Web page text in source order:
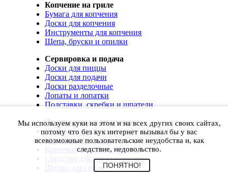
Копчение на гриле
Бумага для копчения
Доски для копчения
Инструменты для копчения
Щепа, бруски и опилки
Сервировка и подача
Доски для пиццы
Доски для подачи
Доски разделочные
Лопаты и лопатки
Подставки, скребки и шпатели
Чистка, уход и хранение
Чехлы и сумки
Коврики для гриля
Корючки для инструментов
Средства для ухода и чистки
Щетки для гриля
Мы используем куки на этом и на всех других своих сайтах,
потому что без кук интернет вызывал бы у вас
всевозможные пользовательские неудобства и, как
следствие, недовольство.
ПОНЯТНО!